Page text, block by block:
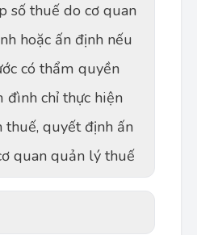
số thuế do cơ quan
hoặc ấn định nếu
có thẩm quyền
đình chỉ thực hiện
quyết định ấn
quan quản lý thuế